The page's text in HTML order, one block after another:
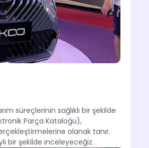
süreçlerinin sağlıklı bir şekilde
Parça Kataloğu),
olanak tanır.
bir şekilde inceleyeceğiz.